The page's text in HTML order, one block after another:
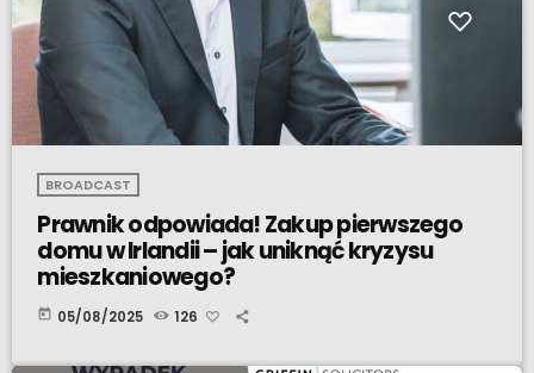
BROADCAST
Prawnik odpowiada! Zakup pierwszego
domu w Irlandii – jak uniknąć kryzysu
mieszkaniowego?
today 05/08/2025 126